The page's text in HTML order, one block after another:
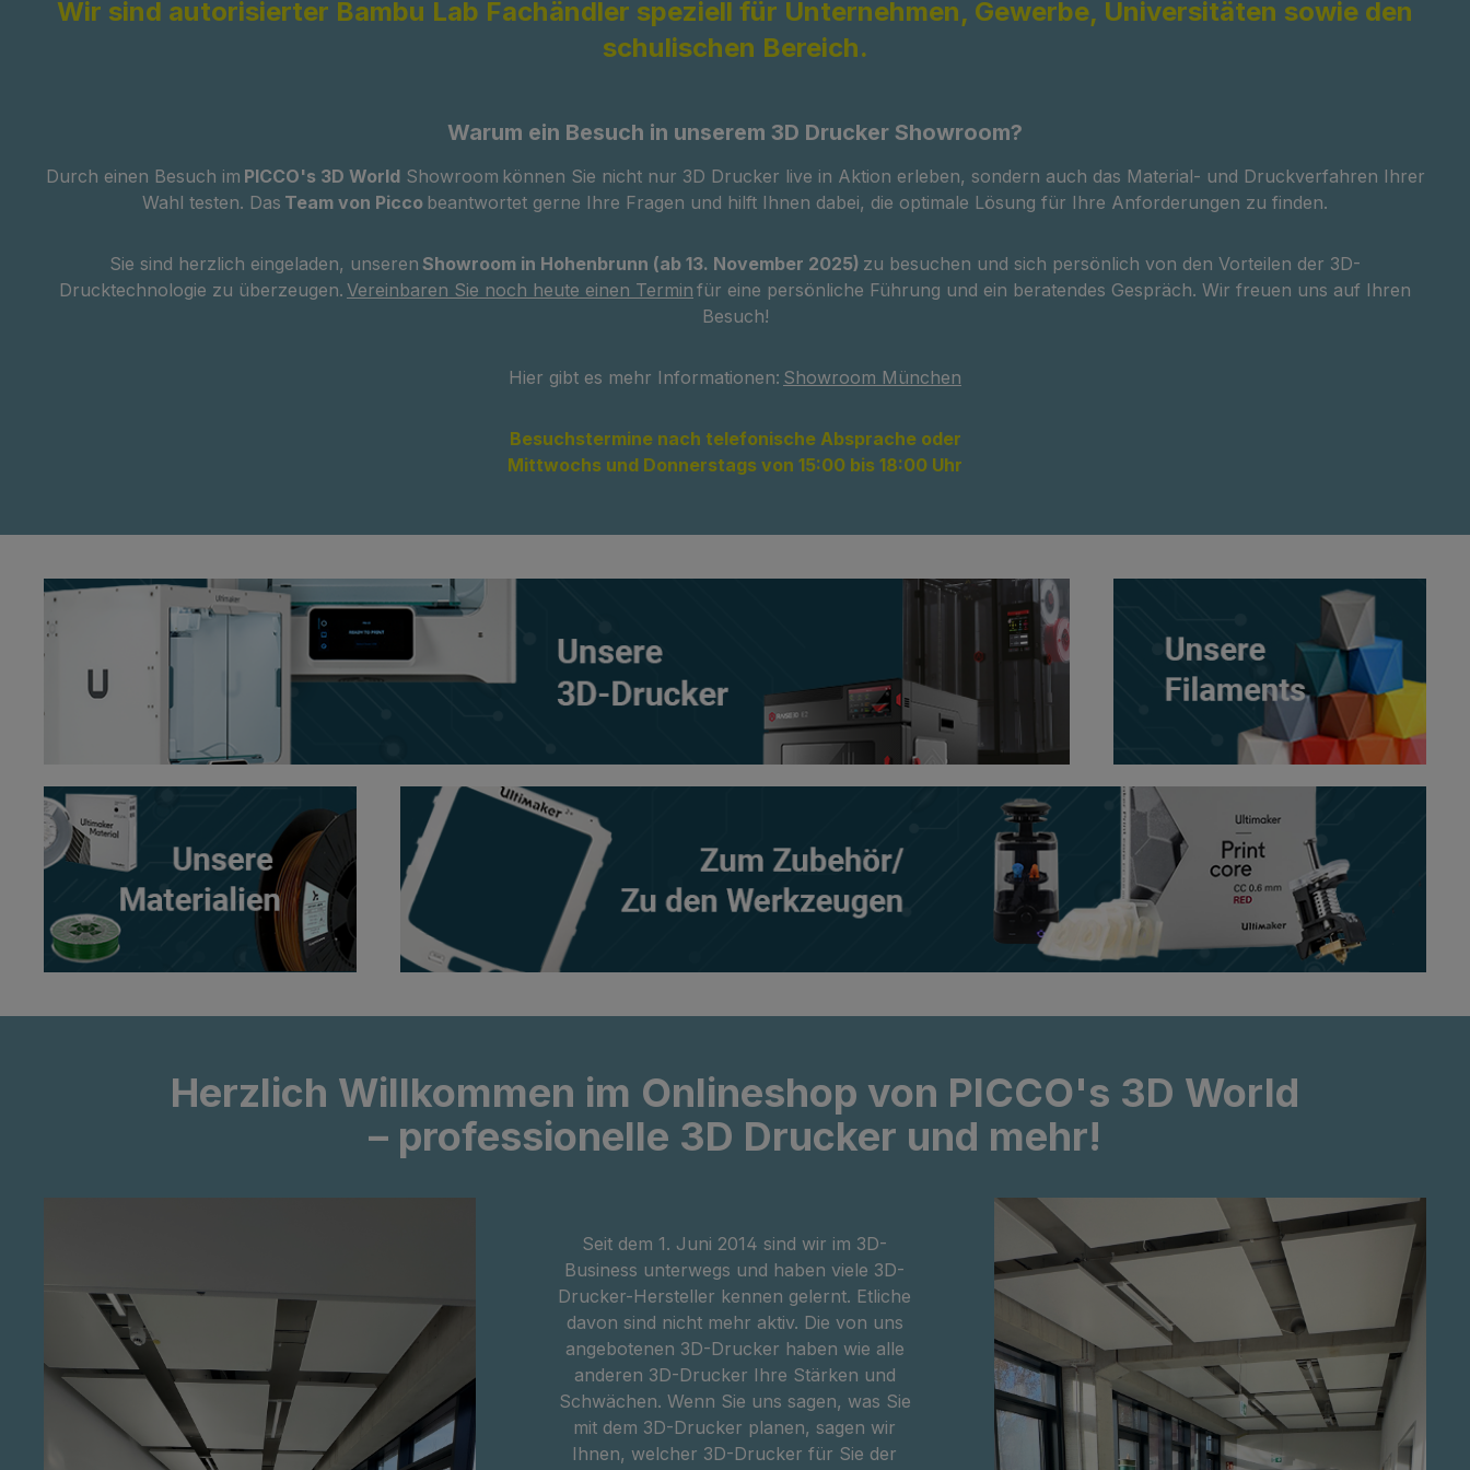
Wir sind autorisierter Bambu Lab Fachändler speziell für Unternehmen, Gewerbe, Universitäten sowie den
schulischen Bereich.
Warum ein Besuch in unserem 3D Drucker Showroom?
Durch einen Besuch im PICCO's 3D WorldShowroom können Sie nicht nur 3D Drucker live in Aktion erleben, sondern auch das Material- und Druckverfahren Ihrer
Wahl testen. Das Team von Picco beantwortet gerne Ihre Fragen und hilft Ihnen dabei, die optimale Lösung für Ihre Anforderungen zu finden.
Sie sind herzlich eingeladen, unseren Showroom in Hohenbrunn (ab 13. November 2025) zu besuchen und sich persönlich von den Vorteilen der 3D-
Drucktechnologie zu überzeugen. Vereinbaren Sie noch heute einen Termin für eine persönliche Führung und ein beratendes Gespräch. Wir freuen uns auf Ihren
Besuch!
Hier gibt es mehr Informationen: Showroom München
Besuchstermine nach telefonische Absprache oder
Mittwochs und Donnerstags von 15:00 bis 18:00 Uhr
Herzlich Willkommen im Onlineshop von PICCO's 3D World
– professionelle 3D Drucker und mehr!
Seit dem 1. Juni 2014 sind wir im 3D-
Business unterwegs und haben viele 3D-
Drucker-Hersteller kennen gelernt. Etliche
davon sind nicht mehr aktiv. Die von uns
angebotenen 3D-Drucker haben wie alle
anderen 3D-Drucker Ihre Stärken und
Schwächen. Wenn Sie uns sagen, was Sie
mit dem 3D-Drucker planen, sagen wir
Ihnen, welcher 3D-Drucker für Sie der